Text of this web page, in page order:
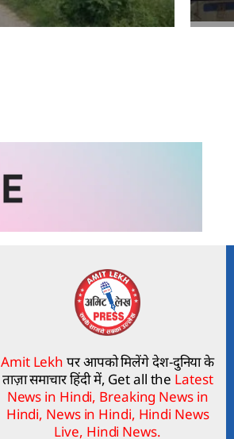
Amit Lekh पर आपको मिलेंगे देश-दुनिया के
ताज़ा समाचार हिंदी में, Get all the Latest
News in Hindi, Breaking News in
Hindi, News in Hindi, Hindi News
Live, Hindi News.